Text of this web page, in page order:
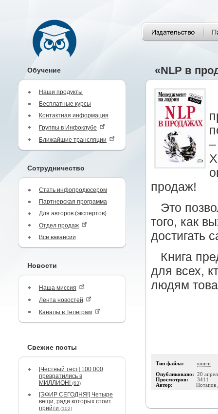
Обучение
Наши продукты
Бесплатные курсы
Контактная информация
Группы в Инфоклубе
Ближайшие трансляции
Сотрудничество
Стать инфопродюсером
Партнерская программа
Для авторов (экспертов)
Отдел продаж
Все вакансии
Новости
Наша миссия
Лента новостей
Каналы в Телеграм
Свежие посты
[Честный тест] 100 000
превратились в
МИЛЛИОН! (63)
[ЭФИР СЕГОДНЯ!] Четыре
вещи, ради которых стоит
прийти (102)
«NLP в
продаж!
Это
того, как
достигать
Книга
для всех,
людям
Тип файла: книги
Опубликовано: 20
Просмотров: 3411
Автор: Потапов